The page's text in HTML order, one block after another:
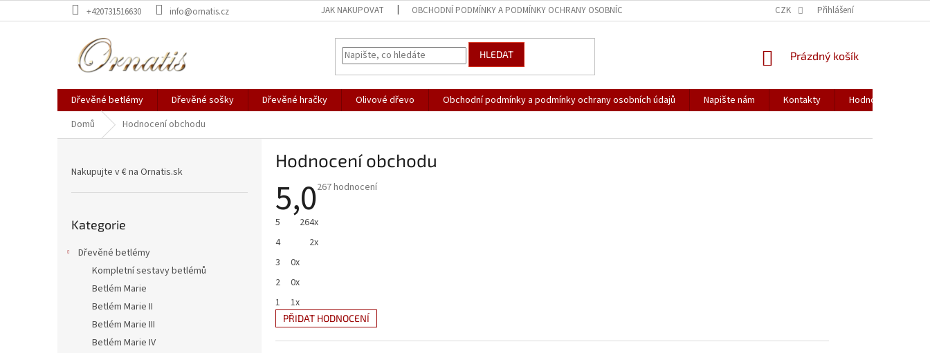
na
+420731516630 info@ornatis.cz JAK NAKUPOVAT OBCHODNÍ PODMÍNKY A PODMÍNKY OCHRANY OSOBNÍCH ÚDAJŮ CZK Přihlášení
HLEDAT
NÁKUPNÍ
Prázdný košík
Dřevěné betlémy Dřevěné sošky Dřevěné hračky Olivové dřevo Obchodní podmínky a podmínky ochrany osobních údajů Napište nám Kontakty
Hodnocení
Domů
Hodnocení obchodu
Nakupujte v € na Ornatis.sk
kategorie
Kategorie
Dřevěné betlémy
Kompletní sestavy betlémů
Betlém Marie
Betlém Marie II
Betlém Marie III
Betlém Marie IV
Hodnocení obchodu
5,0Průměrné
5,0
5
267 hodnocení
5
264x
4
2x
3
0x
2
0x
1
1x
PŘIDAT HODNOCENÍ